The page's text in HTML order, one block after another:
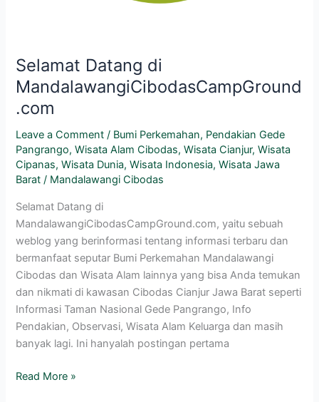
Selamat Datang di
MandalawangiCibodasCampGround
.com
Leave a Comment / Bumi Perkemahan, Pendakian Gede
Pangrango,Wisata Alam Cibodas,Wisata Cianjur,Wisata
Cipanas,Wisata Dunia,Wisata Indonesia,Wisata Jawa
Barat / Mandalawangi Cibodas
Selamat Datang di
MandalawangiCibodasCampGround.com, yaitu sebuah
weblog yang berinformasi tentang informasi terbaru dan
bermanfaat seputar Bumi Perkemahan Mandalawangi
Cibodas dan Wisata Alam lainnya yang bisa Anda temukan
dan nikmati di kawasan Cibodas Cianjur Jawa Barat seperti
Informasi Taman Nasional Gede Pangrango, Info
Pendakian, Observasi, Wisata Alam Keluarga dan masih
banyak lagi. Ini hanyalah postingan pertama
Read More »